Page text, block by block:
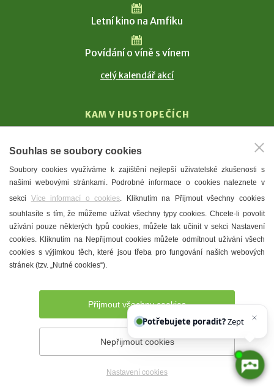
Letní kino na Amfiku
Povídání o víně s vínem
celý kalendář akcí
KAM V HUSTOPEČÍCH
T. G. Masaryk
Mandloně
Ubytování
Restaurace
Městské muzeum a galerie
Denní meníčka
Prohlášení o přístupnosti Správce webu
Souhlas se soubory cookies
Soubory cookies využíváme k zajištění nejlepší uživatelské zkušenosti s
našimi webovými stránkami. Podrobné informace o cookies naleznete v
sekci Více informací o cookies. Kliknutím na Přijmout všechny cookies
souhlasíte s tím, že můžeme užívat všechny typy cookies. Chcete-li povolit
užívání pouze některých typů cookies, můžete tak učinit v sekci Nastavení
cookies. Kliknutím na Nepřijmout cookies můžete odmítnout užívání všech
cookies s výjimkou těch, které jsou třeba pro fungování našich webových
stránek (tzv. „Nutné cookies“).
Přijmout všechny cookies
Nepřijmout cookies
Nastavení cookies
Potřebujete poradit?Zeptejte se našeho asistenta